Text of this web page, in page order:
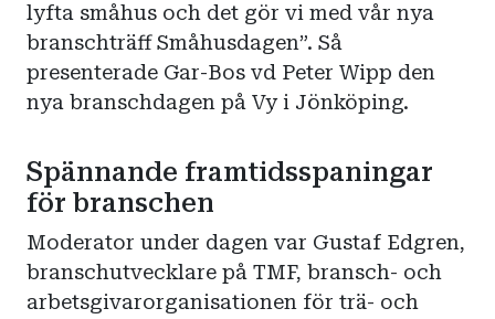
lyfta småhus och det gör vi med vår nya
branschträff Småhusdagen”. Så
presenterade Gar-Bos vd Peter Wipp den
nya branschdagen på Vy i Jönköping.
Spännande framtidsspaningar
för branschen
Moderator under dagen var Gustaf Edgren,
branschutvecklare på TMF, bransch- och
arbetsgivarorganisationen för trä- och